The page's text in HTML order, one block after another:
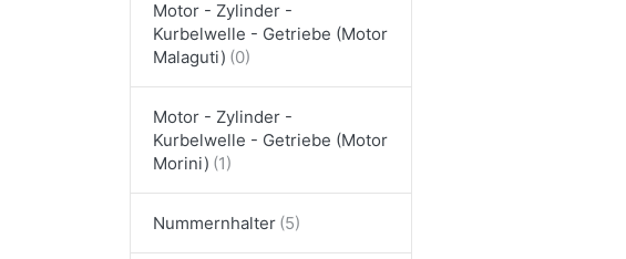
Motor - Zylinder -
Kurbelwelle - Getriebe (Motor
Malaguti)
Motor - Zylinder -
Kurbelwelle - Getriebe (Motor
Morini)
Nummernhalter